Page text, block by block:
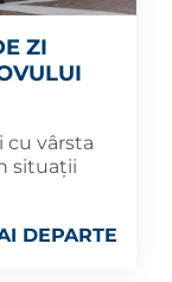
ZI
cu vârsta
situații
DEPARTE